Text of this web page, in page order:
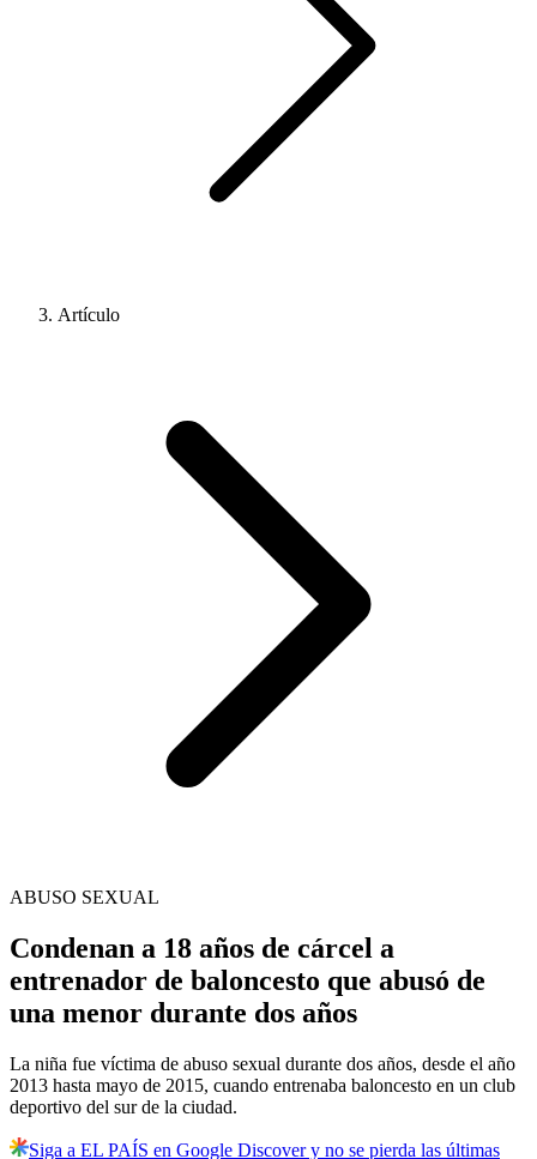
Artículo
ABUSO SEXUAL
Condenan a 18 años de cárcel a
entrenador de baloncesto que abusó de
una menor durante dos años
La niña fue víctima de abuso sexual durante dos años, desde el año
2013 hasta mayo de 2015, cuando entrenaba baloncesto en un club
deportivo del sur de la ciudad.
Siga a EL PAÍS en Google Discover y no se pierda las últimas